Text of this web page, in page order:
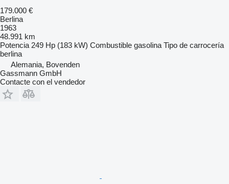
179.000 €
Berlina
1963
48.991 km
Potencia 249 Hp (183 kW) Combustible gasolina Tipo de carrocería
berlina
Alemania, Bovenden
Gassmann GmbH
Contacte con el vendedor